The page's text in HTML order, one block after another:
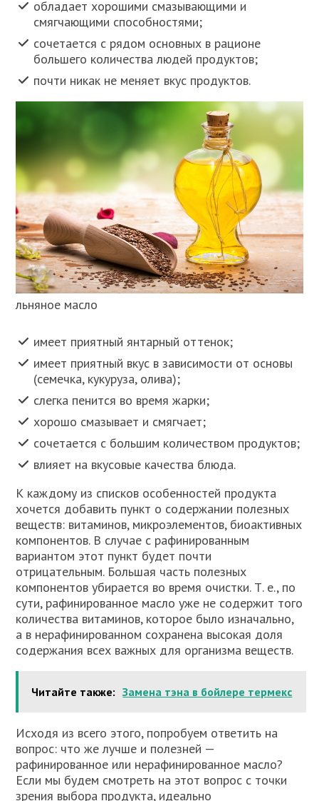
обладает хорошими смазывающими и
смягчающими способностями;
сочетается с рядом основных в рационе
большего количества людей продуктов;
почти никак не меняет вкус продуктов.
льняное масло
имеет приятный янтарный оттенок;
имеет приятный вкус в зависимости от основы
(семечка, кукуруза, олива);
слегка пенится во время жарки;
хорошо смазывает и смягчает;
сочетается с большим количеством продуктов;
влияет на вкусовые качества блюда.
К каждому из списков особенностей продукта
хочется добавить пункт о содержании полезных
веществ: витаминов, микроэлементов, биоактивных
компонентов. В случае с рафинированным
вариантом этот пункт будет почти
отрицательным. Большая часть полезных
компонентов убирается во время очистки. Т. е., по
сути, рафинированное масло уже не содержит того
количества витаминов, которое было изначально,
а в нерафинированном сохранена высокая доля
содержания всех важных для организма веществ.
Читайте также: Замена тэна в бойлере термекс
Исходя из всего этого, попробуем ответить на
вопрос: что же лучше и полезней —
рафинированное или нерафинированное масло?
Если мы будем смотреть на этот вопрос с точки
зрения выбора продукта, идеально